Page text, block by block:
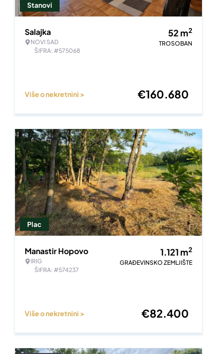
Stanovi
Salajka
NOVI SAD
ŠIFRA: #575068
52 m2
TROSOBAN
Više o nekretnini > €160.680
Plac
Manastir Hopovo
IRIG
ŠIFRA: #574237
1.121 m2
GRAĐEVINSKO ZEMLJIŠTE
Više o nekretnini > €82.400